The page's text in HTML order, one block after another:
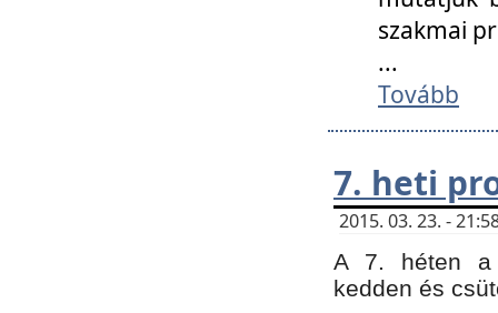
szakmai
...
Tovább
7. heti
2015. 03. 23. -
A 7. héten a
kedden és